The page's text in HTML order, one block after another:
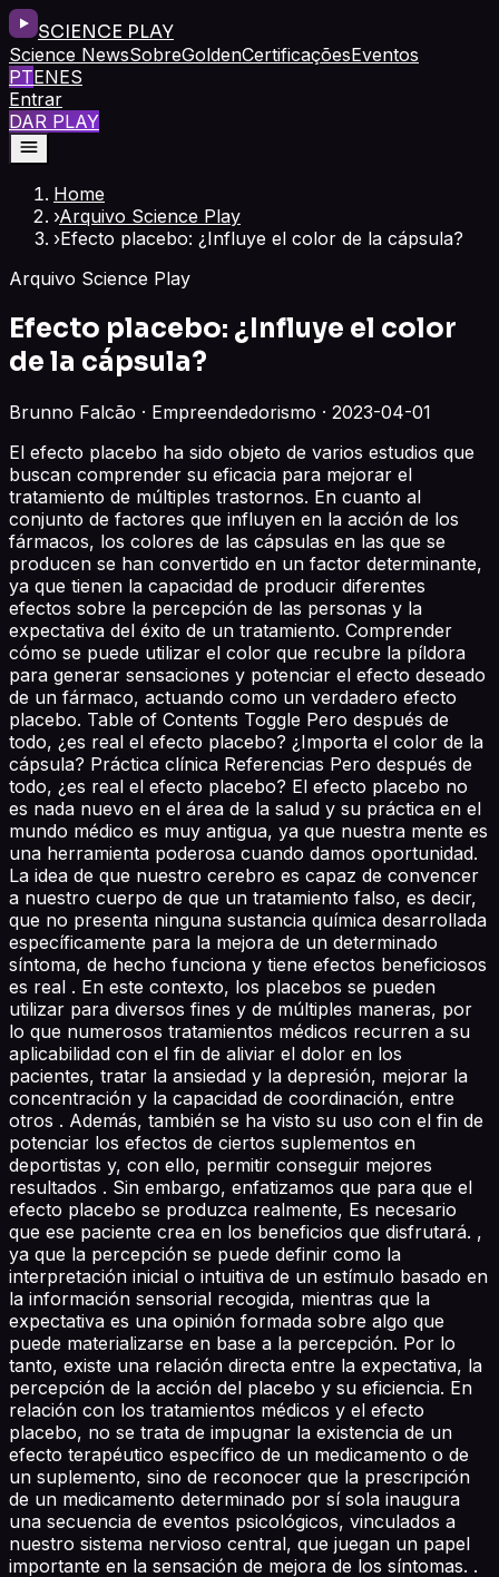
SCIENCE PLAY
Science NewsSobreGoldenCertificaçõesEventos
PTENES
Entrar
DAR PLAY
Home
›Arquivo Science Play
›Efecto placebo: ¿Influye el color de la cápsula?
Arquivo Science Play
Efecto placebo: ¿Influye el color
de la cápsula?
Brunno Falcão · Empreendedorismo · 2023-04-01
El efecto placebo ha sido objeto de varios estudios que
buscan comprender su eficacia para mejorar el
tratamiento de múltiples trastornos. En cuanto al
conjunto de factores que influyen en la acción de los
fármacos, los colores de las cápsulas en las que se
producen se han convertido en un factor determinante,
ya que tienen la capacidad de producir diferentes
efectos sobre la percepción de las personas y la
expectativa del éxito de un tratamiento. Comprender
cómo se puede utilizar el color que recubre la píldora
para generar sensaciones y potenciar el efecto deseado
de un fármaco, actuando como un verdadero efecto
placebo. Table of Contents Toggle Pero después de
todo, ¿es real el efecto placebo? ¿Importa el color de la
cápsula? Práctica clínica Referencias Pero después de
todo, ¿es real el efecto placebo? El efecto placebo no
es nada nuevo en el área de la salud y su práctica en el
mundo médico es muy antigua, ya que nuestra mente es
una herramienta poderosa cuando damos oportunidad.
La idea de que nuestro cerebro es capaz de convencer
a nuestro cuerpo de que un tratamiento falso, es decir,
que no presenta ninguna sustancia química desarrollada
específicamente para la mejora de un determinado
síntoma, de hecho funciona y tiene efectos beneficiosos
es real . En este contexto, los placebos se pueden
utilizar para diversos fines y de múltiples maneras, por
lo que numerosos tratamientos médicos recurren a su
aplicabilidad con el fin de aliviar el dolor en los
pacientes, tratar la ansiedad y la depresión, mejorar la
concentración y la capacidad de coordinación, entre
otros . Además, también se ha visto su uso con el fin de
potenciar los efectos de ciertos suplementos en
deportistas y, con ello, permitir conseguir mejores
resultados . Sin embargo, enfatizamos que para que el
efecto placebo se produzca realmente, Es necesario
que ese paciente crea en los beneficios que disfrutará. ,
ya que la percepción se puede definir como la
interpretación inicial o intuitiva de un estímulo basado en
la información sensorial recogida, mientras que la
expectativa es una opinión formada sobre algo que
puede materializarse en base a la percepción. Por lo
tanto, existe una relación directa entre la expectativa, la
percepción de la acción del placebo y su eficiencia. En
relación con los tratamientos médicos y el efecto
placebo, no se trata de impugnar la existencia de un
efecto terapéutico específico de un medicamento o de
un suplemento, sino de reconocer que la prescripción
de un medicamento determinado por sí sola inaugura
una secuencia de eventos psicológicos, vinculados a
nuestro sistema nervioso central, que juegan un papel
importante en la sensación de mejora de los síntomas. .